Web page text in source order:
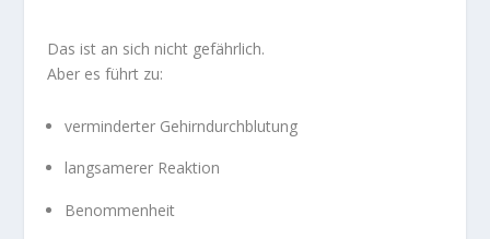
Das ist an sich nicht gefährlich.
Aber es führt zu:
verminderter Gehirndurchblutung
langsamerer Reaktion
Benommenheit